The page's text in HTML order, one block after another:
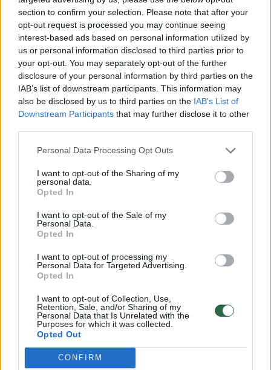
section to confirm your selection. Please note that after your
opt-out request is processed you may continue seeing
interest-based ads based on personal information utilized by
us or personal information disclosed to third parties prior to
your opt-out. You may separately opt-out of the further
disclosure of your personal information by third parties on the
IAB’s list of downstream participants. This information may
also be disclosed by us to third parties on the IAB’s List of
Downstream Participants that may further disclose it to other
Personal Data Processing Opt Outs
I want to opt-out of the Sharing of my
personal data.
Opted In
I want to opt-out of the Sale of my
Personal Data.
Opted In
I want to opt-out of processing my
Personal Data for Targeted Advertising.
Opted In
I want to opt-out of Collection, Use,
Retention, Sale, and/or Sharing of my
Personal Data that Is Unrelated with the
Purposes for which it was collected.
Opted Out
CONFIRM
nesutiko.
„Jeigu atsakyčiau vienu sakiniu, manau, kad
jis neteisus“, – pareiškė diplomatas. Jo
teigimu, vertinant visą NATO ir Ukrainos
santykių istoriją, Ukraina ilgą laiką buvo
didžioji prašytoja, Rusija – pagrindinė
stabdytoja, o Europos NATO narės elgėsi itin
atsargiai.
kaip ir kiekviena kita valstybė, turi teisę pati
pasirinkti savo gynybos sąjungas, įskaitant
NATO. Kita vertus, nors Rusijos nubrėžtos
raudonosios linijos formaliai ir teisiškai
negaliojo, praktinėje politikoje į jas buvo
atsižvelgiama.
Raudonos linijos